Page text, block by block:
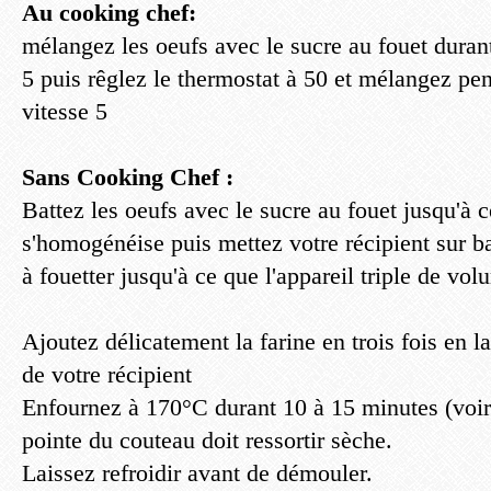
Au cooking chef:
mélangez les oeufs avec le sucre au fouet
5 puis rêglez le thermostat à 50 et mélangez
vitesse 5
Sans Cooking Chef :
Battez les oeufs avec le sucre au fouet jusqu'à
s'homogénéise puis mettez votre récipient sur
à fouetter jusqu'à ce que l'appareil triple de
Ajoutez délicatement la farine en trois fois en
de votre récipient
Enfournez à 170°C durant 10 à 15 minutes
pointe du couteau doit ressortir sèche.
Laissez refroidir avant de démouler.